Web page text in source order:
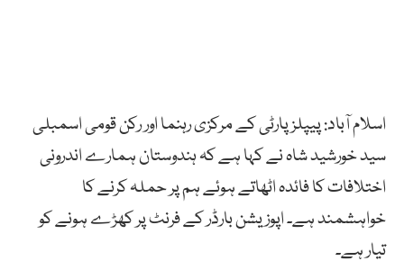
اسلام آباد: پیپلزپارٹی کے مرکزی رہنما اور رکن قومی اسمبلی
سید خورشید شاہ نے کہا ہے کہ ہندوستان ہمارے اندرونی
اختلافات کا فائدہ اٹھاتے ہوئے ہم پر حملہ کرنے کا
خواہشمند ہے۔ اپوزیشن بارڈر کے فرنٹ پر کھڑے ہونے کو
تیار ہے۔